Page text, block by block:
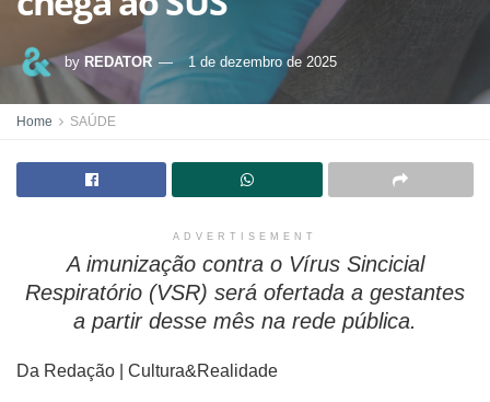
by REDATOR 1 de dezembro de 2025
Home SAÚDE
ADVERTISEMENT
A imunização contra o Vírus Sincicial
Respiratório (VSR) será ofertada a gestantes
a partir desse mês na rede pública.
Da Redação | Cultura&Realidade